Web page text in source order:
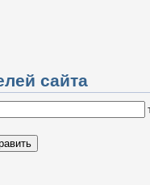
сайта